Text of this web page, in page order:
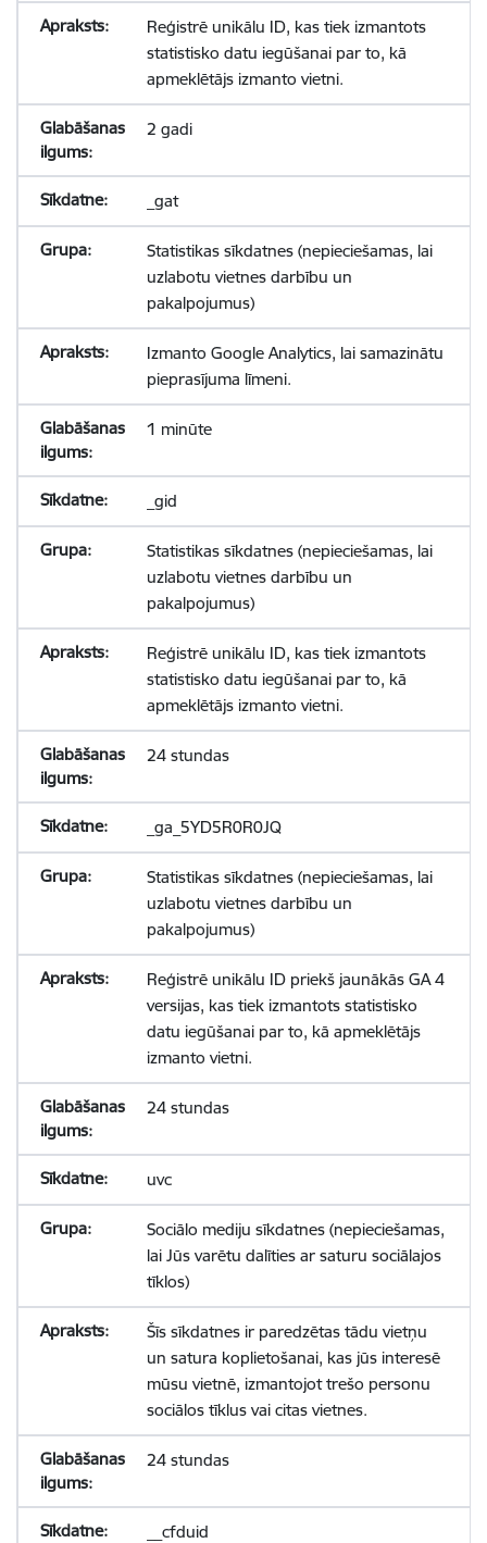
Reģistrē unikālu ID, kas tiek izmantots
statistisko datu iegūšanai par to, kā
apmeklētājs izmanto vietni.
2 gadi
_gat
Statistikas sīkdatnes (nepieciešamas, lai
uzlabotu vietnes darbību un
pakalpojumus)
Izmanto Google Analytics, lai samazinātu
pieprasījuma līmeni.
1 minūte
_gid
Statistikas sīkdatnes (nepieciešamas, lai
uzlabotu vietnes darbību un
pakalpojumus)
Reģistrē unikālu ID, kas tiek izmantots
statistisko datu iegūšanai par to, kā
apmeklētājs izmanto vietni.
24 stundas
_ga_5YD5R0R0JQ
Statistikas sīkdatnes (nepieciešamas, lai
uzlabotu vietnes darbību un
pakalpojumus)
Reģistrē unikālu ID priekš jaunākās GA 4
versijas, kas tiek izmantots statistisko
datu iegūšanai par to, kā apmeklētājs
izmanto vietni.
24 stundas
uvc
Sociālo mediju sīkdatnes (nepieciešamas,
lai Jūs varētu dalīties ar saturu sociālajos
tīklos)
Šīs sīkdatnes ir paredzētas tādu vietņu
un satura koplietošanai, kas jūs interesē
mūsu vietnē, izmantojot trešo personu
sociālos tīklus vai citas vietnes.
24 stundas
__cfduid